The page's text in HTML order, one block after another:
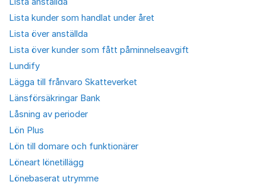
Lista kunder som handlat under året
Lista över anställda
Lista över kunder som fått påminnelseavgift
Lundify
Lägga till frånvaro Skatteverket
Länsförsäkringar Bank
Låsning av perioder
Lön Plus
Lön till domare och funktionärer
Löneart lönetillägg
Lönebaserat utrymme